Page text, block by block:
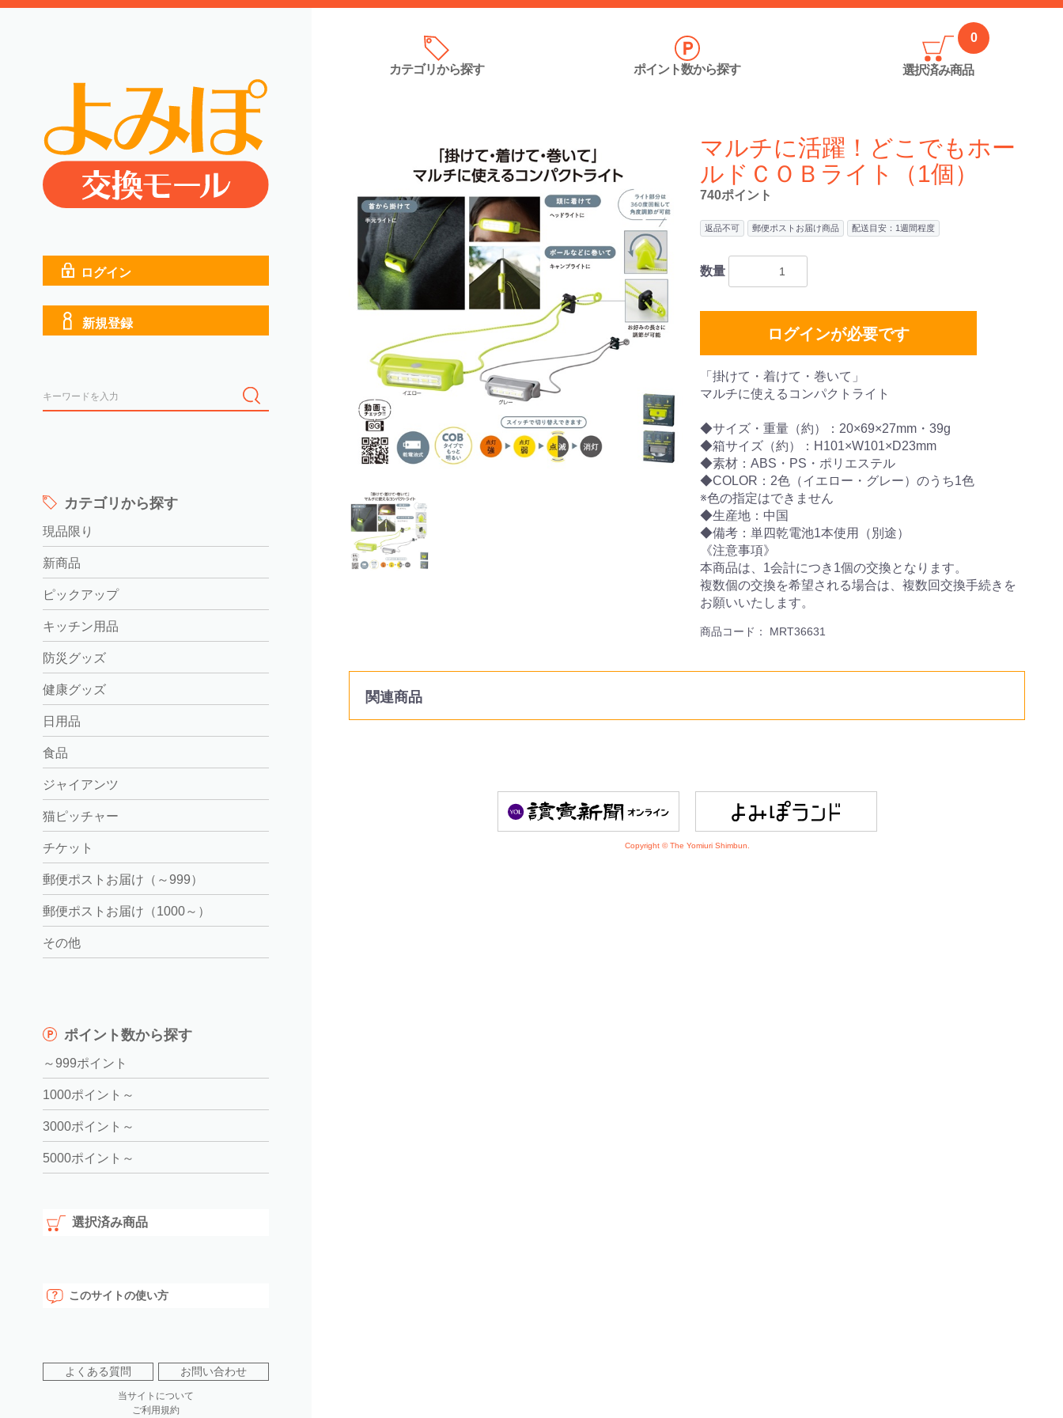
ログイン
新規登録
カテゴリから探す
現品限り
新商品
ピックアップ
キッチン用品
防災グッズ
健康グッズ
日用品
食品
ジャイアンツ
猫ピッチャー
チケット
郵便ポストお届け（～999）
郵便ポストお届け（1000～）
その他
ポイント数から探す
～999ポイント
1000ポイント～
3000ポイント～
5000ポイント～
選択済み商品
このサイトの使い方
よくある質問 お問い合わせ
当サイトについて
ご利用規約
マルチに活躍！どこでもホー
ルドＣＯＢライト（1個）
740ポイント
返品不可 郵便ポストお届け商品 配送目安：1週間程度
数量
ログインが必要です
「掛けて・着けて・巻いて」
マルチに使えるコンパクトライト
◆サイズ・重量（約）：20×69×27mm・39g
◆箱サイズ（約）：H101×W101×D23mm
◆素材：ABS・PS・ポリエステル
◆COLOR：2色（イエロー・グレー）のうち1色
※色の指定はできません
◆生産地：中国
◆備考：単四乾電池1本使用（別途）
《注意事項》
本商品は、1会計につき1個の交換となります。
複数個の交換を希望される場合は、複数回交換手続きを
お願いいたします。
商品コード： MRT36631
カテゴリから探す ポイント数から探す
0
選択済み商品
Copyright © The Yomiuri Shimbun.